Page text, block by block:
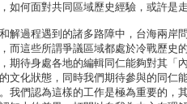
如何面對共同區域歷史經驗，或許是
解過程遇到的諸多路障中，台海兩岸
而這些所謂爭議區域都處於冷戰歷史
期待身處各地的編輯同仁能夠對其「
文化狀態，同時我們期待參與的同仁
我們認為這樣的工作是極為重要的，